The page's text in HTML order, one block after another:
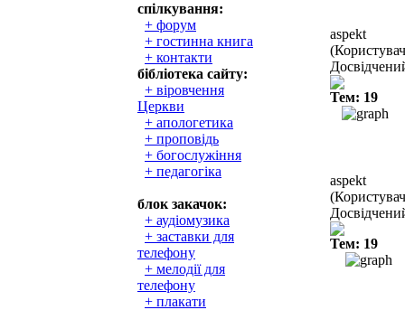
спілкування:
+ форум
+ гостинна книга
+ контакти
бібліотека сайту:
+ віровчення
Церкви
+ апологетика
+ проповідь
+ богослужіння
+ педагогіка
блок закачок:
+ аудіомузика
+ заставки для
телефону
+ мелодії для
телефону
+ плакати
aspekt
Тем: 19
aspekt
Тем: 19